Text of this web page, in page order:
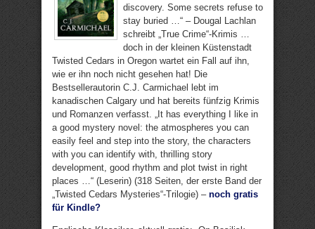
discovery. Some secrets refuse to
stay buried …“ – Dougal Lachlan
schreibt „True Crime“-Krimis …
doch in der kleinen Küstenstadt
Twisted Cedars in Oregon wartet ein Fall auf ihn,
wie er ihn noch nicht gesehen hat! Die
Bestsellerautorin C.J. Carmichael lebt im
kanadischen Calgary und hat bereits fünfzig Krimis
und Romanzen verfasst. „It has everything I like in
a good mystery novel: the atmospheres you can
easily feel and step into the story, the characters
with you can identify with, thrilling story
development, good rhythm and plot twist in right
places …“ (Leserin) (318 Seiten, der erste Band der
„Twisted Cedars Mysteries“-Trilogie) – noch gratis
für Kindle?